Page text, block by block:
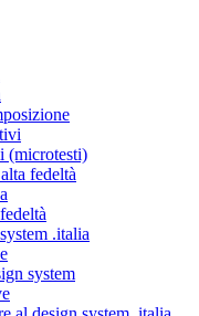
(microtesti)
fedeltà
.italia
system